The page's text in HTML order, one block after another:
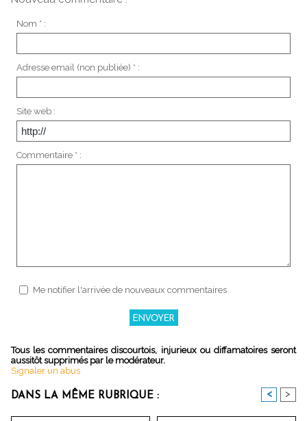
Nom * :
Adresse email (non publiée) * :
Site web :
Commentaire * :
Me notifier l'arrivée de nouveaux commentaires
Tous les commentaires discourtois, injurieux ou diffamatoires seront
aussitôt supprimés par le modérateur.
Signaler un abus
DANS LA MÊME RUBRIQUE : < >